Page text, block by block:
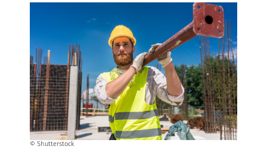
© Shutterstock